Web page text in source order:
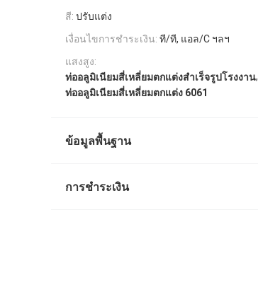
สี: ปรับแต่ง
เงื่อนไขการชำระเงิน: ที/ที, แอล/C ฯลฯ
แสงสูง:
ท่ออลูมิเนียมสี่เหลี่ยมตกแต่งสำเร็จรูปโรงงาน,
ท่ออลูมิเนียมสี่เหลี่ยมตกแต่ง 6061
ข้อมูลพื้นฐาน
การชำระเงิน